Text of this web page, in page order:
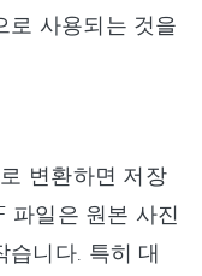
로 사용되는 것을
변환하면 저장
파일은 원본 사진
습니다. 특히 대